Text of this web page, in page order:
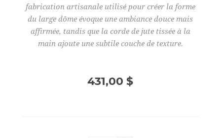
fabrication artisanale utilisé pour créer la forme
du large dôme évoque une ambiance douce mais
affirmée, tandis que la corde de jute tissée à la
main ajoute une subtile couche de texture.
431,00 $